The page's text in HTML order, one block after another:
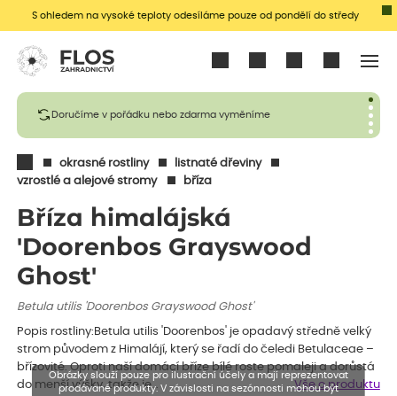
S ohledem na vysoké teploty odesíláme pouze od pondělí do středy
Doručíme v pořádku nebo zdarma vyměníme
okrasné rostliny
listnaté dřeviny
vzrostlé a alejové stromy
bříza
Bříza himalájská
'Doorenbos Grayswood
Ghost'
Betula utilis 'Doorenbos Grayswood Ghost'
Popis rostliny:Betula utilis 'Doorenbos' je opadavý středně velký
strom původem z Himalájí, který se řadí do čeledi Betulaceae –
břízovité. Oproti naší domácí bříze bílé roste pomaleji a dorůstá
do menší výšky, takže je…
Vše o produktu
Obrázky slouží pouze pro ilustrační účely a mají reprezentovat
prodávané produkty. V závislosti na sezónnosti mohou být